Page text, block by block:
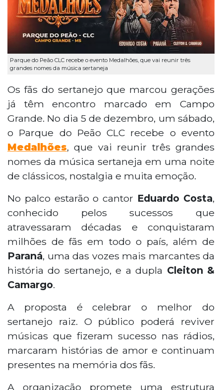
Parque do Peão CLC recebe o evento Medalhões, que vai reunir três
grandes nomes da música sertaneja
Os fãs do sertanejo que marcou gerações
já têm encontro marcado em Campo
Grande. No dia 5 de dezembro, um sábado,
o Parque do Peão CLC recebe o evento
Medalhões, que vai reunir três grandes
nomes da música sertaneja em uma noite
de clássicos, nostalgia e muita emoção.
No palco estarão o cantor Eduardo Costa,
conhecido pelos sucessos que
atravessaram décadas e conquistaram
milhões de fãs em todo o país, além de
Paraná, uma das vozes mais marcantes da
história do sertanejo, e a dupla Cleiton &
Camargo.
A proposta é celebrar o melhor do
sertanejo raiz. O público poderá reviver
músicas que fizeram sucesso nas rádios,
marcaram histórias de amor e continuam
presentes na memória dos fãs.
A organização promete uma estrutura